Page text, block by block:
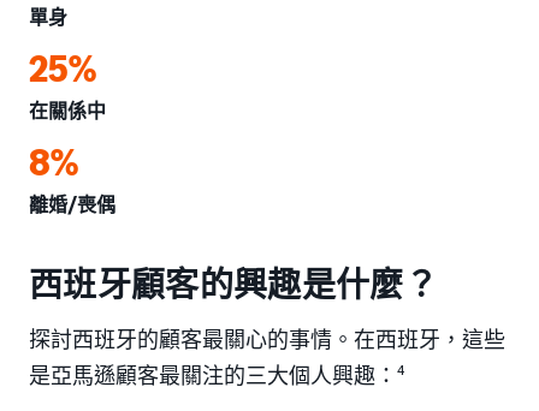
單身
25%
在關係中
8%
離婚/喪偶
西班牙顧客的興趣是什麼？
探討西班牙的顧客最關心的事情。在西班牙，這些
是亞馬遜顧客最關注的三大個人興趣： 4